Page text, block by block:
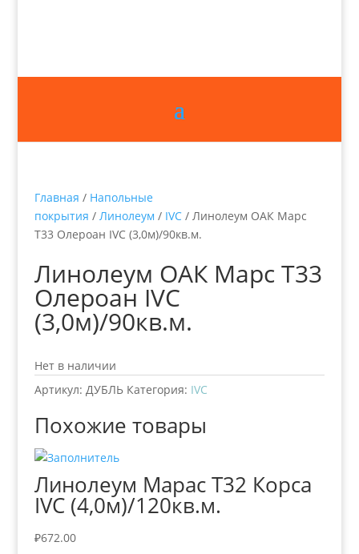
Главная / Напольные
покрытия / Линолеум / IVC/ Линолеум ОАК Марс
Т33 Олероан IVC (3,0м)/90кв.м.
Линолеум ОАК Марс Т33
Олероан IVC
(3,0м)/90кв.м.
Нет в наличии
Артикул: ДУБЛЬ Категория: IVC
Похожие товары
Линолеум Марас Т32 Корса
IVC (4,0м)/120кв.м.
₽672.00